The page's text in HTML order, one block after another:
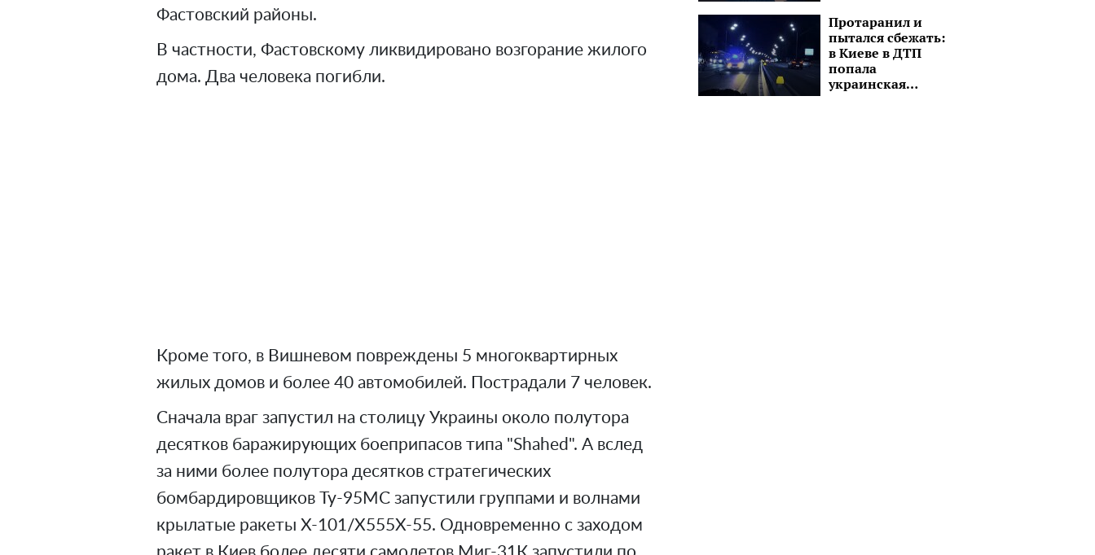
Фастовский районы.
В частности, Фастовскому ликвидировано возгорание жилого
дома. Два человека погибли.
Кроме того, в Вишневом повреждены 5 многоквартирных
жилых домов и более 40 автомобилей. Пострадали 7 человек.
Сначала враг запустил на столицу Украины около полутора
десятков баражирующих боеприпасов типа "Shahed". А вслед
за ними более полутора десятков стратегических
бомбардировщиков Ту-95МС запустили группами и волнами
крылатые ракеты Х-101/Х555Х-55. Одновременно с заходом
пастыря
Протаранил и
пытался сбежать:
в Киеве в ДТП
попала
украинская